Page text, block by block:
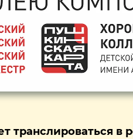
транслироваться